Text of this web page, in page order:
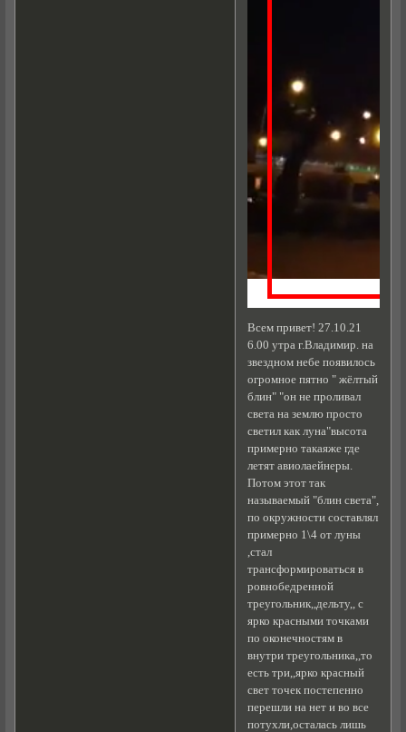
Всем привет! 27.10.21
6.00 утра г.Владимир. на
звездном небе появилось
огромное пятно " жёлтый
блин" "он не проливал
света на землю просто
светил как луна"высота
примерно такаяже где
летят авиолаейнеры.
Потом этот так
называемый "блин света",
по окружности составлял
примерно 1\4 от луны
,стал
трансформироваться в
ровнобедренной
треугольник,,дельту,, с
ярко красными точками
по оконечностям в
внутри треугольника,,то
есть три,,ярко красный
свет точек постепенно
перешли на нет и во все
потухли,осталась лишь